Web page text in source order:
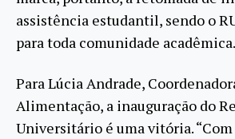
assistência estudantil, sendo o
para toda comunidade acadêmica.
Para Lúcia Andrade,
Alimentação, a inauguração do
Universitário é uma vitória. “Com